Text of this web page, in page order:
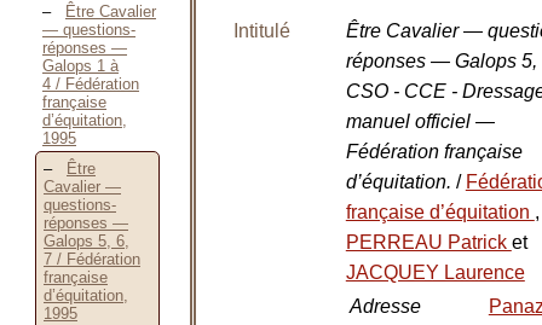
Être Cavalier
— questions-
réponses —
Galops 1 à
4 / Fédération
française
d’équitation,
1995
Être
Cavalier —
questions-
réponses —
Galops 5, 6,
7 / Fédération
française
d’équitation,
1995
Intitulé
Être Cavalier —
réponses — Galops 5,
CSO - CCE -
manuel officiel —
Fédération française
d’équitation. /
française d’équitation ,
PERREAU Patrick et
JACQUEY Laurence
Adresse